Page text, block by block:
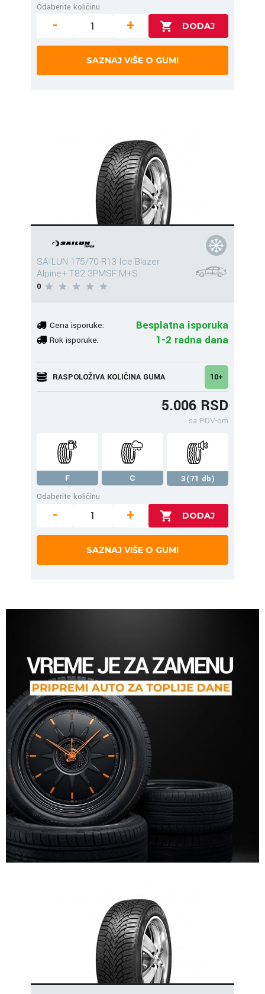
Odaberite količinu
- +
SAZNAJ VIŠE O GUMI
SAILUN 175/70 R13 Ice Blazer
Alpine+ T82 3PMSF M+S
0
Cena isporuke: Besplatna isporuka
Rok isporuke: 1-2 radna dana
RASPOLOŽIVA KOLIČINA GUMA 10+
5.006 RSD
sa PDV-om
F C
3(71 db)
Odaberite količinu
- +
SAZNAJ VIŠE O GUMI